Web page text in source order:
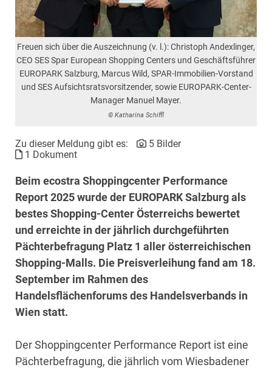
Freuen sich über die Auszeichnung (v. l.): Christoph Andexlinger,
CEO SES Spar European Shopping Centers und Geschäftsführer
EUROPARK Salzburg, Marcus Wild, SPAR-Immobilien-Vorstand
und SES Aufsichtsratsvorsitzender, sowie EUROPARK-Center-
Manager Manuel Mayer.
© Katharina Schiffl
Zu dieser Meldung gibt es:
5 Bilder
1 Dokument
Beim ecostra Shoppingcenter Performance
Report 2025 wurde der EUROPARK Salzburg als
bestes Shopping-Center Österreichs bewertet
und erreichte in der jährlich durchgeführten
Pächterbefragung Platz 1 aller österreichischen
Shopping-Malls. Die Preisverleihung fand am 18.
September im Rahmen des
Handelsflächenforums des Handelsverbands in
Wien statt.
Der Shoppingcenter Performance Report ist eine
Pächterbefragung, die jährlich vom Wiesbadener